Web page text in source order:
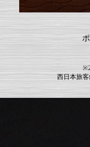
西日本旅